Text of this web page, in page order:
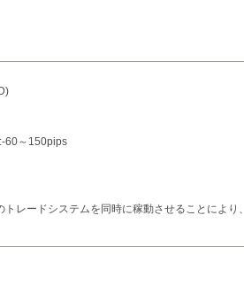
60～150pips
レードシステムを同時に稼動させることにより、